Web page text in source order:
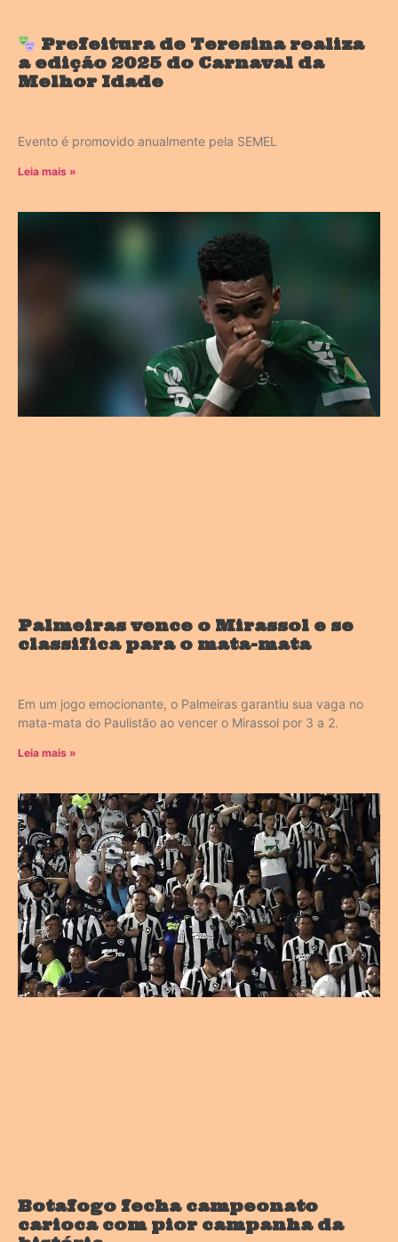
Prefeitura de Teresina realiza
a edição 2025 do Carnaval da
Melhor Idade
Evento é promovido anualmente pela SEMEL
Leia mais »
Palmeiras vence o Mirassol e se
classifica para o mata-mata
Em um jogo emocionante, o Palmeiras garantiu sua vaga no
mata-mata do Paulistão ao vencer o Mirassol por 3 a 2.
Leia mais »
Botafogo fecha campeonato
carioca com pior campanha da